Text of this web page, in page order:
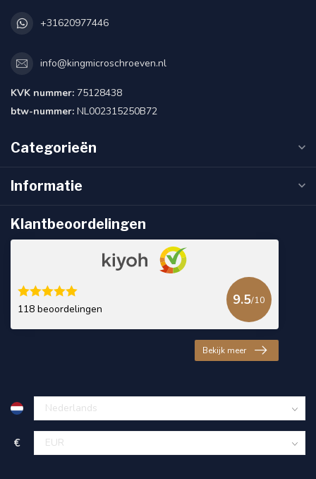
+31620977446
info@kingmicroschroeven.nl
KVK nummer: 75128438
btw-nummer: NL002315250B72
Categorieën
Informatie
Klantbeoordelingen
118 beoordelingen
9.5/10
Bekijk meer
€